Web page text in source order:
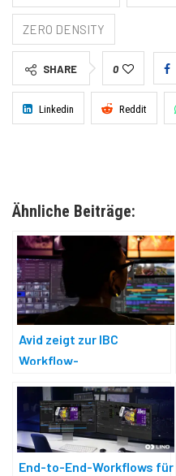
ZERO DENSITY
SHARE 0
Linkedin Reddit
Ähnliche Beiträge:
Avid zeigt zur IBC
Workflow-
End-to-End-Workflows für